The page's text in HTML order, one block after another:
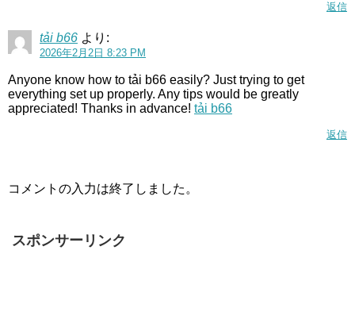
返信
tải b66 より:
2026年2月2日 8:23 PM
Anyone know how to tải b66 easily? Just trying to get
everything set up properly. Any tips would be greatly
appreciated! Thanks in advance! tải b66
返信
コメントの入力は終了しました。
スポンサーリンク